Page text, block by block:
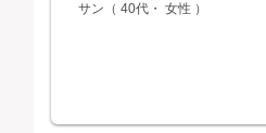
サン（ 40代・ 女性 ）